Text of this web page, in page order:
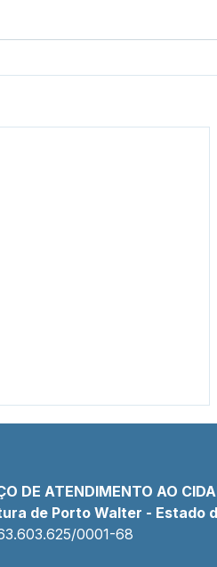
de pesar
DE ATENDIMENTO AO
de Porto Walter - Estado
0001-68